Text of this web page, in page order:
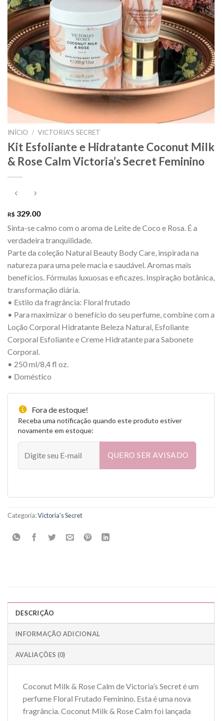
INÍCIO / VICTORIA'S SECRET
Kit Esfoliante e Hidratante Coconut Milk
& Rose Calm Victoria’s Secret Feminino
R$ 329.00
Sinta-se calmo com o aroma de Leite de Coco e Rosa. É a
verdadeira tranquilidade.
Parte da coleção Natural Beauty Body Care, inspirada na
natureza para uma pele macia e saudável. Aromas mais
benefícios. Fórmulas luxuosas e eficazes. Inspiração botânica,
transformação diária.
• Estilo da fragrância: Floral frutado
• Para maximizar o benefício do seu perfume, combine com a
Loção Corporal Hidratante Beleza Natural, Esfoliante
Corporal Esfoliante e Creme Hidratante para Sabonete
Corporal.
• 250 ml/8,4 fl oz.
• Doméstico
Fora de estoque!
Receba uma notificação quando este produto estiver
novamente em estoque:
QUERO SER AVISADO
Categoria:Victoria's Secret
DESCRIÇÃO
INFORMAÇÃO ADICIONAL
AVALIAÇÕES (0)
Coconut Milk & Rose Calm de Victoria’s Secret é um
perfume Floral Frutado Feminino. Esta é uma nova
fragrância. Coconut Milk & Rose Calm foi lançada